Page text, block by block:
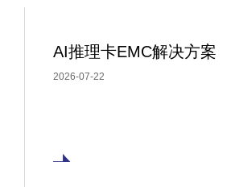
AI推理卡EMC解决方案
2026-07-22